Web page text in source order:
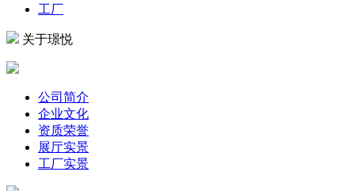
工厂
关于璟悦
公司简介
企业文化
资质荣誉
展厅实景
工厂实景